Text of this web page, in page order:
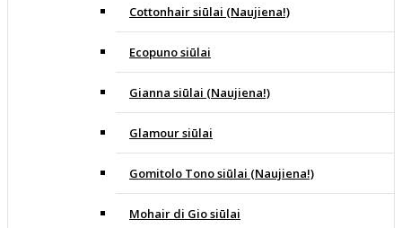
Cottonhair siūlai (Naujiena!)
Ecopuno siūlai
Gianna siūlai (Naujiena!)
Glamour siūlai
Gomitolo Tono siūlai (Naujiena!)
Mohair di Gio siūlai